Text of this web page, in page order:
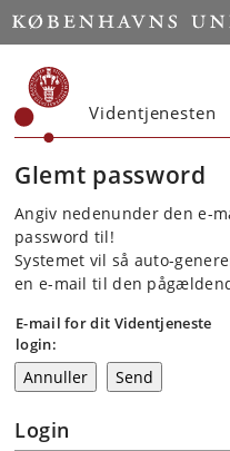
Start
Videntjenesten
Glemt password
Angiv nedenunder den e-
password til!
Systemet vil så auto-
en e-mail til den
E-mail for dit Videntjeneste
login:
Login